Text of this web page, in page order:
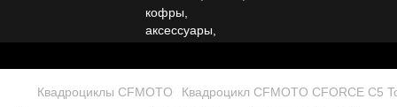
Квадроциклы CFMOTO Квадроцикл CFMOTO CFORCE C5